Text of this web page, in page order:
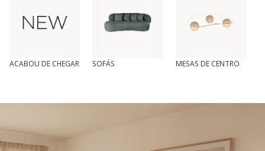
ACABOU DE CHEGAR SOFÁS MESAS DE CENTRO